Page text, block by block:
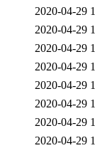
2020-04-29
2020-04-29
2020-04-29
2020-04-29
2020-04-29
2020-04-29
2020-04-29
2020-04-29